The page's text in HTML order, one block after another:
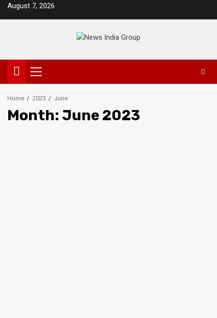
SkipAugust 7, 2026
Primary
Menu
Home 2023 June
Month: June 2023